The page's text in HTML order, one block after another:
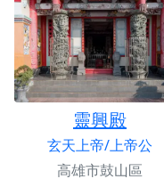
靈興殿
玄天上帝/上帝公
高雄市鼓山區